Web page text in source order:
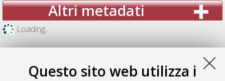
Questo sito web utilizza i
Altri metadati
Loading...